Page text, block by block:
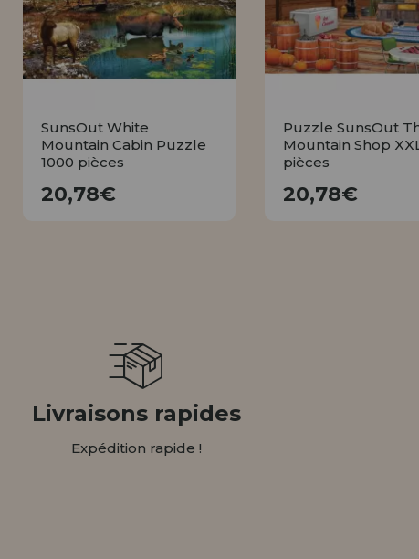
INFORMATION
Allez-y! Nous vous attendions.
NOUVEAU CLIENT
SunsOut White
Mountain Cabin Puzzle
1000 pièces
20,78€
Puzzle SunsOut
Mountain Shop
pièces
20,78€
Livraisons rapides
Expédition rapide !